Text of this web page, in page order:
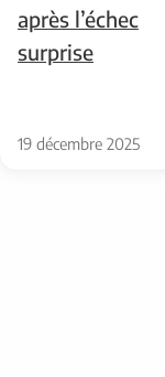
après l’échec
surprise
19 décembre 2025